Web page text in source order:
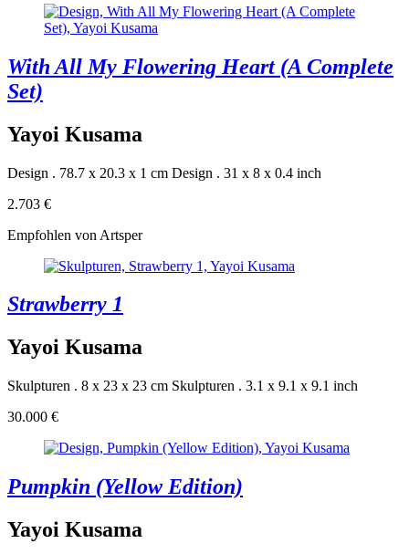
With All My Flowering Heart (A Complete
Set)
Yayoi Kusama
Design . 78.7 x 20.3 x 1 cm Design . 31 x 8 x 0.4 inch
2.703 €
Empfohlen von Artsper
Strawberry 1
Yayoi Kusama
Skulpturen . 8 x 23 x 23 cm Skulpturen . 3.1 x 9.1 x 9.1 inch
30.000 €
Pumpkin (Yellow Edition)
Yayoi Kusama